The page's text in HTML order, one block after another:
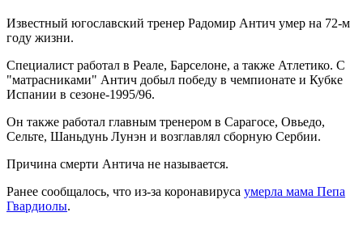
Известный югославский тренер Радомир Антич умер на 72-м
году жизни.
Специалист работал в Реале, Барселоне, а также Атлетико. С
"матрасниками" Антич добыл победу в чемпионате и Кубке
Испании в сезоне-1995/96.
Он также работал главным тренером в Сарагосе, Овьедо,
Сельте, Шаньдунь Лунэн и возглавлял сборную Сербии.
Причина смерти Антича не называется.
Ранее сообщалось, что из-за коронавируса умерла мама Пепа
Гвардиолы.